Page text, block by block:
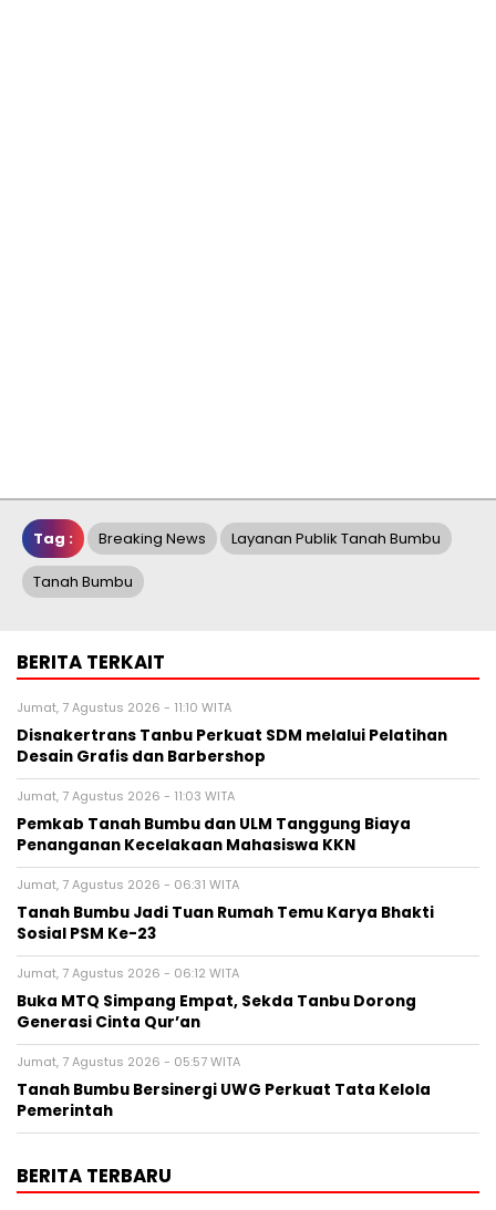
Tag : Breaking News Layanan Publik Tanah Bumbu
Tanah Bumbu
BERITA TERKAIT
Jumat, 7 Agustus 2026 - 11:10 WITA
Disnakertrans Tanbu Perkuat SDM melalui Pelatihan
Desain Grafis dan Barbershop
Jumat, 7 Agustus 2026 - 11:03 WITA
Pemkab Tanah Bumbu dan ULM Tanggung Biaya
Penanganan Kecelakaan Mahasiswa KKN
Jumat, 7 Agustus 2026 - 06:31 WITA
Tanah Bumbu Jadi Tuan Rumah Temu Karya Bhakti
Sosial PSM Ke-23
Jumat, 7 Agustus 2026 - 06:12 WITA
Buka MTQ Simpang Empat, Sekda Tanbu Dorong
Generasi Cinta Qur’an
Jumat, 7 Agustus 2026 - 05:57 WITA
Tanah Bumbu Bersinergi UWG Perkuat Tata Kelola
Pemerintah
BERITA TERBARU